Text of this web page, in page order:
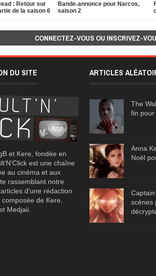
: Retour sur
de la saison 6
Bande-annonce pour Narcos,
saison 2
CONNECTEZ-VOUS OU INSCRIVEZ-
DU SITE
et Kere, fondée en
est une chaîne
au cinéma et aux
rassemblant notre
d'une rédaction
de Kere,
Medjaii.
ARTICLES
The
fin pour
Anna
Noël
scènes